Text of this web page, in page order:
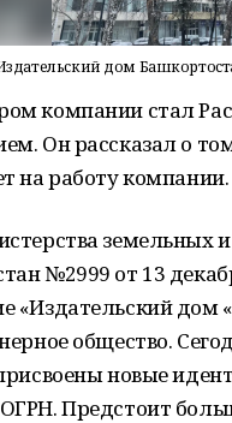
дом
компании стал
Он рассказал о
на работу компании.
№2999 от 13
«Издательский дом
общество.
новые
Предстоит